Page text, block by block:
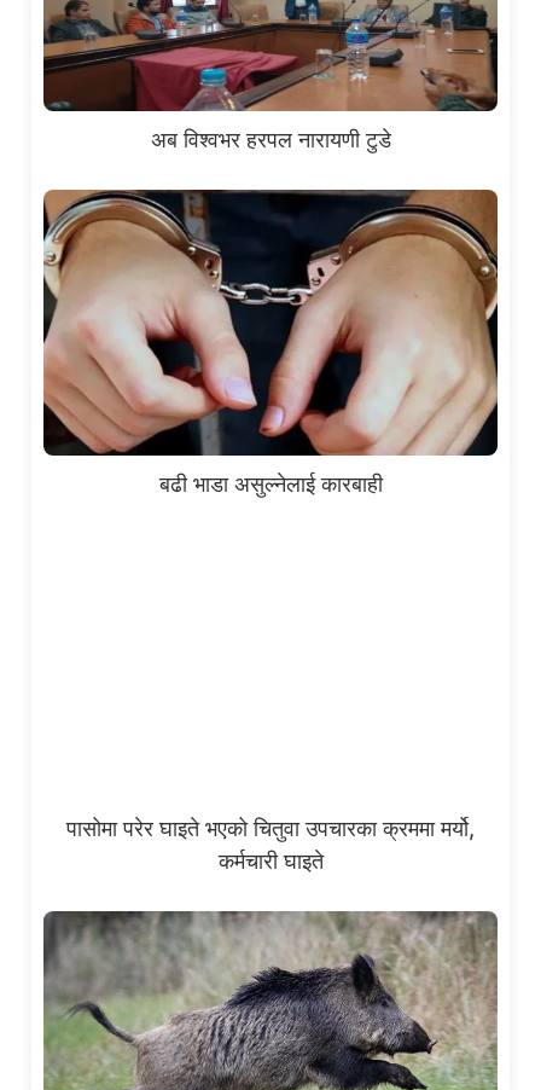
अब विश्वभर हरपल नारायणी टुडे
बढी भाडा असुल्नेलाई कारबाही
पासोमा परेर घाइते भएको चितुवा उपचारका क्रममा मर्यो,
कर्मचारी घाइते